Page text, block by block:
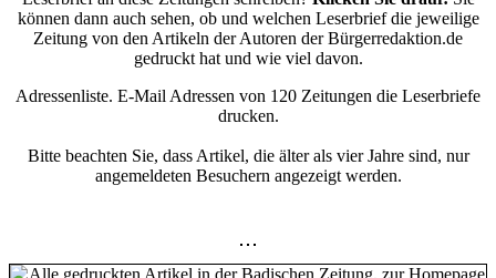
können dann auch sehen, ob und welchen Leserbrief die jeweilige
Zeitung von den Artikeln der Autoren der Bürgerredaktion.de
gedruckt hat und wie viel davon.
Adressenliste. E-Mail Adressen von 120 Zeitungen die Leserbriefe
drucken.
Bitte beachten Sie, dass Artikel, die älter als vier Jahre sind, nur
angemeldeten Besuchern angezeigt werden.